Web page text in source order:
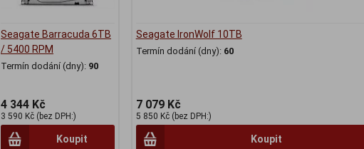
Seagate Barracuda 6TB
/ 5400 RPM
Termín dodání (dny): 90
4 344 Kč
3 590 Kč (bez DPH:)
Koupit
Seagate IronWolf 10TB
Termín dodání (dny): 60
7 079 Kč
5 850 Kč (bez DPH:)
Koupit